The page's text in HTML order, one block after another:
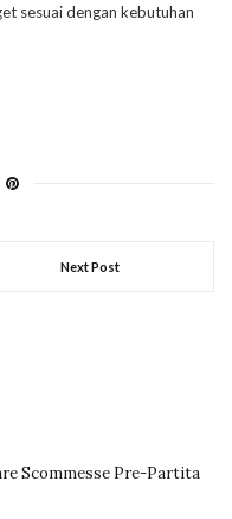
sesuai dengan kebutuhan
Next Post
Scommesse Pre-Partita